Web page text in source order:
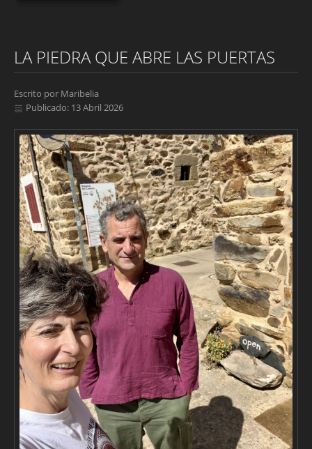
LA PIEDRA QUE ABRE LAS PUERTAS
Escrito por Maribelia
Publicado: 13 Abril 2026